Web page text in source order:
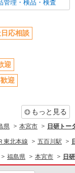
管理・検品・検査
日応相談
迎
迎
もっと見る
県 本宮市 日研トー
東北本線 五百川駅
福島県 本宮市 日